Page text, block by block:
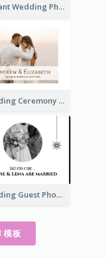
Elegant Wedding Photo Book
Wedding Ceremony Photo Book
Wedding Guest Photo Book
模板